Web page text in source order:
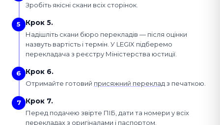
Зробіть якісні скани всіх сторінок.
5 Крок 5.
Надішліть скани бюро перекладів — після оцінки
назвуть вартість і термін. У LEGIX підберемо
перекладача з реєстру Міністерства юстиції.
6 Крок 6.
Отримайте готовий присяжний переклад з печаткою.
7 Крок 7.
Перед подачею звірте ПІБ, дати та номери у всіх
перекладах з оригіналами і паспортом.